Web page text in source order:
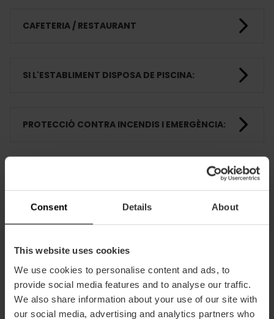
Consent Details About
This website uses cookies
We use cookies to personalise content and ads, to
provide social media features and to analyse our traffic.
We also share information about your use of our site with
our social media, advertising and analytics partners who
CAFETERIA / RESTAURANT
SI L'ESTABLIMENT DISPOSA DE PISCINA:
PROTECCIÓ CONTRA INCENDIS I EMERGÈNCIA:
HABITACIONS
FORMACIÓ